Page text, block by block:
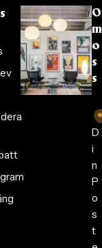
O
m
o
s
s
D
i
n
P
o
s
t